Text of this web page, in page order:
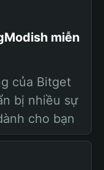
miễn
của Bitget
bị nhiều sự
cho bạn